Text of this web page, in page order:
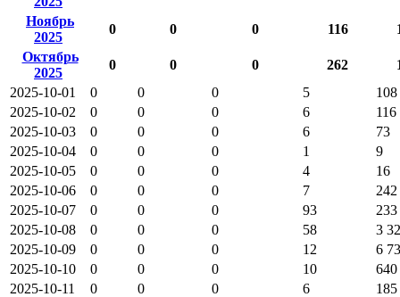
Ноябрь
2025
0 0 0 116
Октябрь
2025
0 0 0 262
2025-10-01
0 0 0 5
108
2025-10-02
0 0 0 6
116
2025-10-03
0 0 0 6
73
2025-10-04
0 0 0 1
9
2025-10-05
0 0 0 4
16
2025-10-06
0 0 0 7
242
2025-10-07
0 0 0 93
233
2025-10-08
0 0 0 58
3
2025-10-09
0 0 0 12
6
2025-10-10
0 0 0 10
640
2025-10-11
0 0 0 6
185